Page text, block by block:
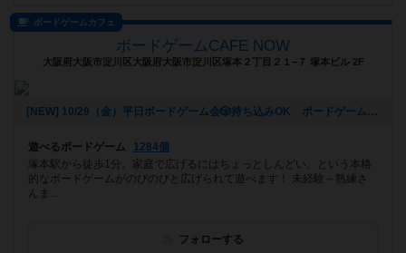
ボードゲームカフェ
ボードゲームCAFE NOW
大阪府大阪市淀川区大阪府大阪市淀川区塚本２丁目２１−７ 塚本ビル 2F
[NEW] 10/29（金）平日ボードゲーム会🎲持ち込みOK ボードゲームCAFENOW主催《初心者さん、おひとりでの参加歓迎!!》（2021年10月22日 11時04分）
遊べるボードゲーム
1284個
塚本駅から徒歩1分。家庭で広げるにはちょっとしんどい。という本格
的なボードゲームがのびのびと広げられて遊べます！ 未経験～熟練さ
んま...
フォローする